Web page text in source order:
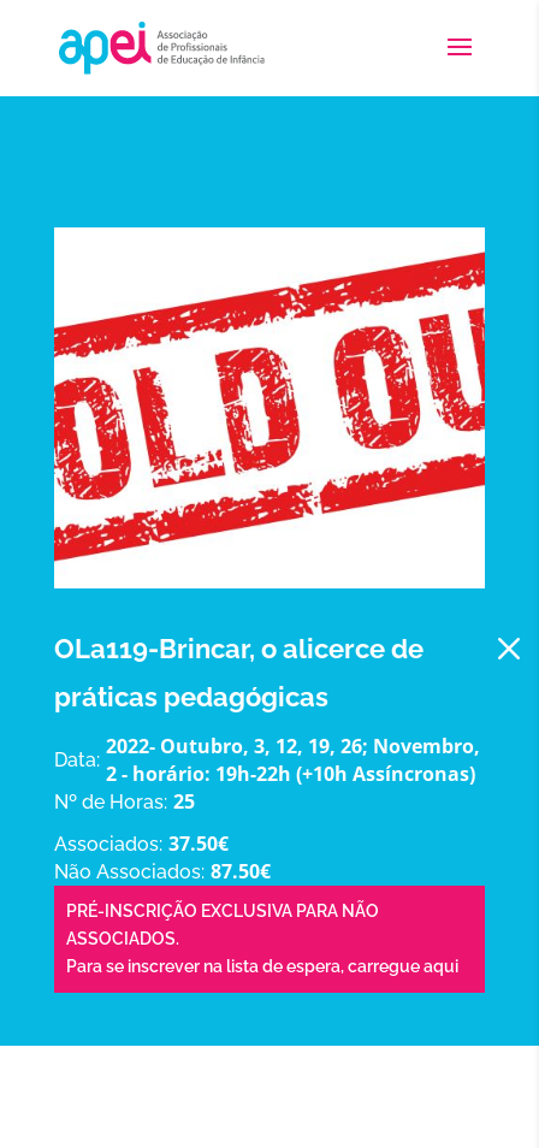
OLa119-Brincar, o alicerce de
práticas pedagógicas
Data:
2022- Outubro, 3, 12, 19, 26; Novembro,
2 - horário: 19h-22h (+10h Assíncronas)
Nº de Horas: 25
Associados: 37.50€
Não Associados: 87.50€
PRÉ-INSCRIÇÃO EXCLUSIVA PARA NÃO
ASSOCIADOS.
Para se inscrever na lista de espera,carregue aqui
M